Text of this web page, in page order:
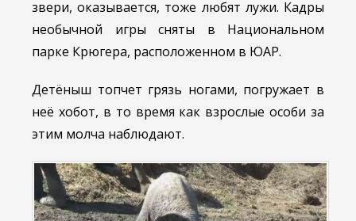
звери, оказывается, тоже любят лужи. Кадры
необычной игры сняты в Национальном
парке Крюгера, расположенном в ЮАР.
Детёныш топчет грязь ногами, погружает в
неё хобот, в то время как взрослые особи за
этим молча наблюдают.